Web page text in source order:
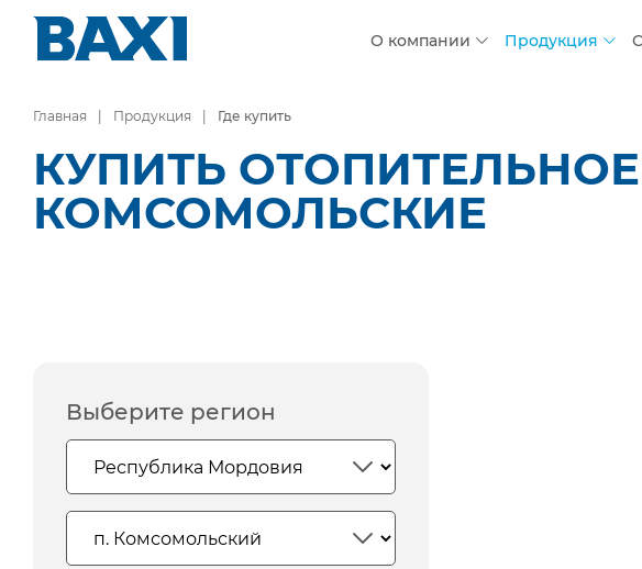
О компании Продукция
Главная Продукция Где купить
КУПИТЬ
КОМСОМОЛЬСКИЕ
Выберите регион